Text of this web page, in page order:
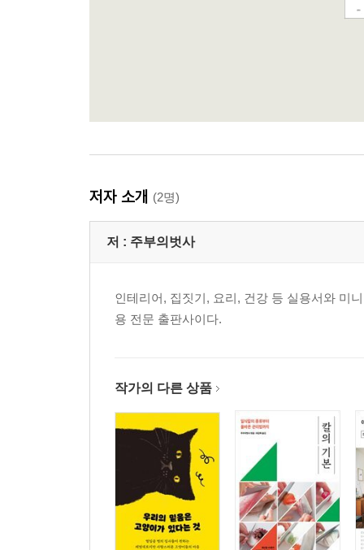
저자 소개 (2명)
저 : 주부의벗사
인테리어, 집짓기, 요리, 건강 등 실용서와 미
용 전문 출판사이다.
작가의 다른 상품